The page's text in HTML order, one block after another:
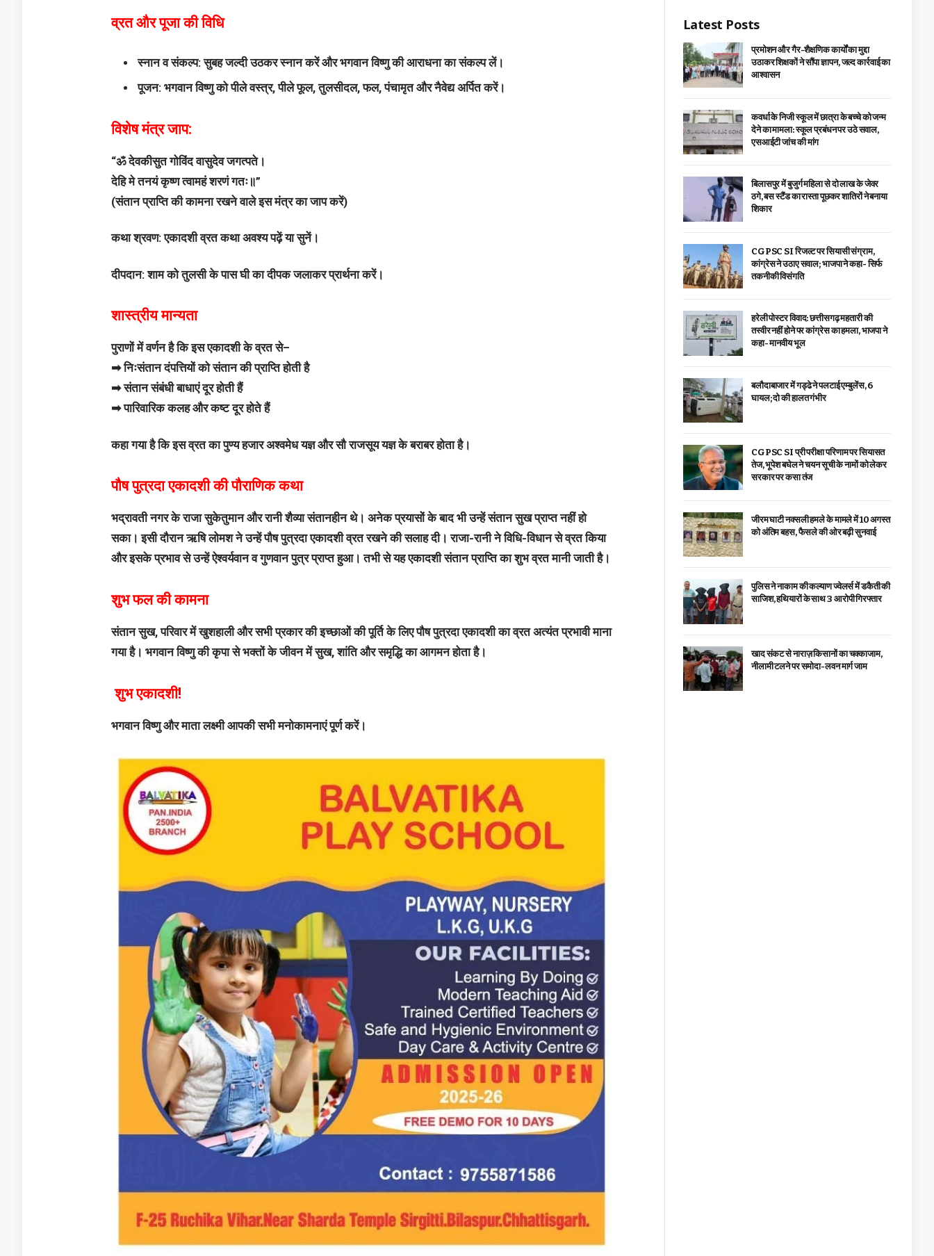
व्रत और पूजा की विधि
स्नान व संकल्प: सुबह जल्दी उठकर स्नान करें और भगवान विष्णु की आराधना का संकल्प लें।
पूजन: भगवान विष्णु को पीले वस्त्र, पीले फूल, तुलसीदल, फल, पंचामृत और नैवेद्य अर्पित करें।
विशेष मंत्र जाप:
“ॐ देवकीसुत गोविंद वासुदेव जगत्पते।
देहि मे तनयं कृष्ण त्वामहं शरणं गतः॥”
(संतान प्राप्ति की कामना रखने वाले इस मंत्र का जाप करें)
कथा श्रवण: एकादशी व्रत कथा अवश्य पढ़ें या सुनें।
दीपदान: शाम को तुलसी के पास घी का दीपक जलाकर प्रार्थना करें।
शास्त्रीय मान्यता
पुराणों में वर्णन है कि इस एकादशी के व्रत से–
➡ निःसंतान दंपत्तियों को संतान की प्राप्ति होती है
➡ संतान संबंधी बाधाएं दूर होती हैं
➡ पारिवारिक कलह और कष्ट दूर होते हैं
कहा गया है कि इस व्रत का पुण्य हजार अश्वमेध यज्ञ और सौ राजसूय यज्ञ के बराबर होता है।
पौष पुत्रदा एकादशी की पौराणिक कथा
भद्रावती नगर के राजा सुकेतुमान और रानी शैव्या संतानहीन थे। अनेक प्रयासों के बाद भी उन्हें संतान सुख प्राप्त नहीं हो
सका। इसी दौरान ऋषि लोमश ने उन्हें पौष पुत्रदा एकादशी व्रत रखने की सलाह दी। राजा-रानी ने विधि-विधान से व्रत किया
और इसके प्रभाव से उन्हें ऐश्वर्यवान व गुणवान पुत्र प्राप्त हुआ। तभी से यह एकादशी संतान प्राप्ति का शुभ व्रत मानी जाती है।
शुभ फल की कामना
संतान सुख, परिवार में खुशहाली और सभी प्रकार की इच्छाओं की पूर्ति के लिए पौष पुत्रदा एकादशी का व्रत अत्यंत प्रभावी माना
गया है। भगवान विष्णु की कृपा से भक्तों के जीवन में सुख, शांति और समृद्धि का आगमन होता है।
शुभ एकादशी!
भगवान विष्णु और माता लक्ष्मी आपकी सभी मनोकामनाएं पूर्ण करें।
Latest Posts
प्रमोशन और गैर-शैक्षणिक कार्यों का मुद्दा
उठाकर शिक्षकों ने सौंपा ज्ञापन, जल्द कार्रवाई का
आश्वासन
कवर्धा के निजी स्कूल में छात्रा के बच्चे को जन्म
देने का मामला: स्कूल प्रबंधन पर उठे सवाल,
एसआईटी जांच की मांग
बिलासपुर में बुजुर्ग महिला से दो लाख के जेवर
ठगे, बस स्टैंड का रास्ता पूछकर शातिरों ने बनाया
शिकार
CGPSC SI रिजल्ट पर सियासी संग्राम,
कांग्रेस ने उठाए सवाल; भाजपा ने कहा- सिर्फ
तकनीकी विसंगति
हरेली पोस्टर विवाद: छत्तीसगढ़ महतारी की
तस्वीर नहीं होने पर कांग्रेस का हमला, भाजपा ने
कहा- मानवीय भूल
बलौदाबाजार में गड्ढे ने पलटाई एम्बुलेंस, 6
घायल; दो की हालत गंभीर
CGPSC SI प्री परीक्षा परिणाम पर सियासत
तेज, भूपेश बघेल ने चयन सूची के नामों को लेकर
सरकार पर कसा तंज
जीरम घाटी नक्सली हमले के मामले में 10 अगस्त
को अंतिम बहस, फैसले की ओर बढ़ी सुनवाई
पुलिस ने नाकाम की कल्याण ज्वेलर्स में डकैती की
साजिश, हथियारों के साथ 3 आरोपी गिरफ्तार
खाद संकट से नाराज़ किसानों का चक्काजाम,
नीलामी टलने पर समोदा-लवन मार्ग जाम